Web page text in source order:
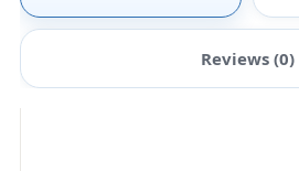
Reviews (0)